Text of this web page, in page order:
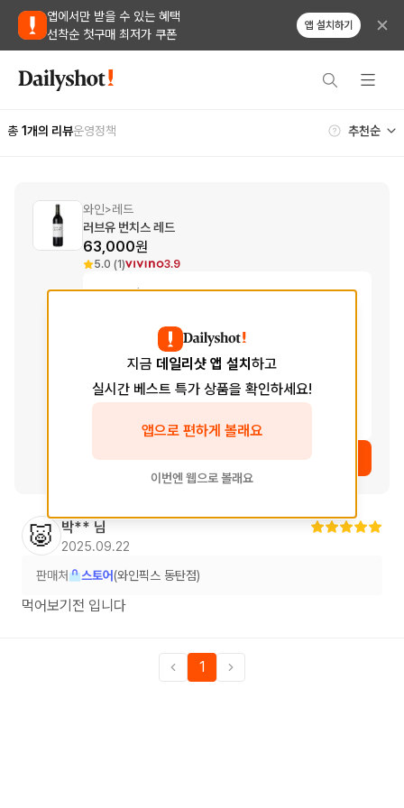
앱에서만 받을 수 있는 혜택
선착순 첫구매 최저가 쿠폰
앱 설치하기
총 1개의 리뷰운영정책
와인>레드
러브유 번치스 레드
63,000원
5.0 (1) 3.9
Tasting Notes
Taste 라즈베리, 과일 잼, 미네랄리티
Finish 체리, 자두, 흙내음
상품 보러가기
🐷 박** 님
2025.09.22
판매처 스토어 (와인픽스 동탄점)
먹어보기전 입니다
1
지금 데일리샷 앱 설치 하고
실시간 베스트 특가 상품을 확인하세요!
앱으로 편하게 볼래요
이번엔 웹으로 볼래요